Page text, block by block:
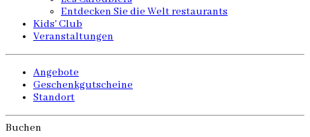
Entdecken Sie die Welt restaurants
Kids' Club
Veranstaltungen
Angebote
Geschenkgutscheine
Standort
Buchen